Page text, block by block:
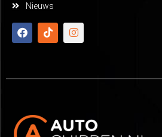
Nieuws